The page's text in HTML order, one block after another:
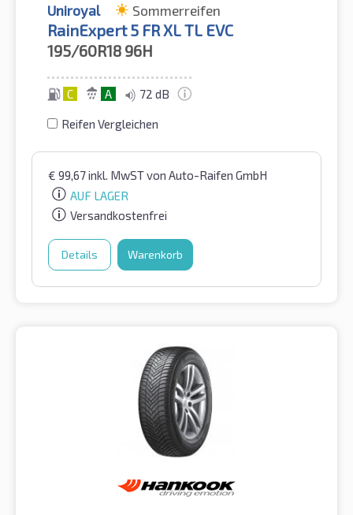
Uniroyal Sommerreifen
RainExpert 5 FR XL TL EVC
195/60R18 96H
C A 72 dB
Reifen Vergleichen
€ 99,67inkl. MwSTvon Auto-Raifen GmbH
AUF LAGER
Versandkostenfrei
Details Warenkorb